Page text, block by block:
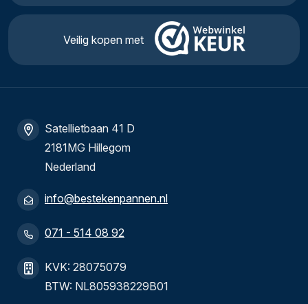
Veilig kopen met
Satellietbaan 41 D
2181MG Hillegom
Nederland
info@bestekenpannen.nl
071 - 514 08 92
KVK: 28075079
BTW: NL805938229B01